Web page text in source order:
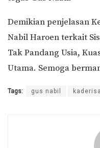
Demikian penjelasan
Nabil Haroen terkait
Tak Pandang Usia,
Utama. Semoga
Tags: gus nabil